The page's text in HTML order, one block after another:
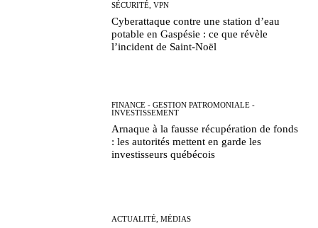
SÉCURITÉ, VPN
Cyberattaque contre une station d’eau
potable en Gaspésie : ce que révèle
l’incident de Saint-Noël
FINANCE - GESTION PATROMONIALE -
INVESTISSEMENT
Arnaque à la fausse récupération de fonds
: les autorités mettent en garde les
investisseurs québécois
ACTUALITÉ, MÉDIAS